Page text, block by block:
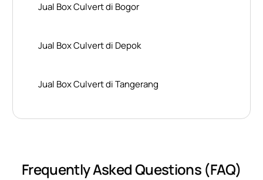
Jual Box Culvert di Bogor
Jual Box Culvert di Depok
Jual Box Culvert di Tangerang
Frequently Asked Questions (FAQ)